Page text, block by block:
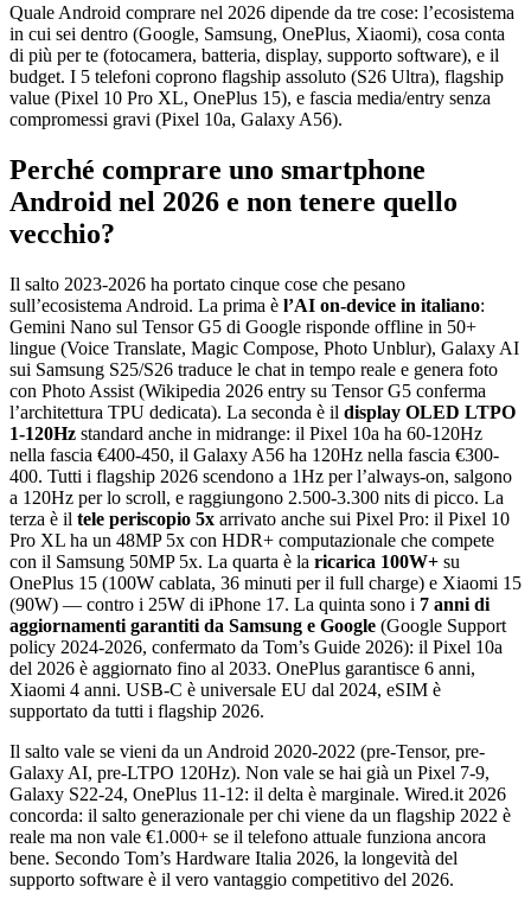
Quale Android comprare nel 2026 dipende da tre cose: l’ecosistema
in cui sei dentro (Google, Samsung, OnePlus, Xiaomi), cosa conta
di più per te (fotocamera, batteria, display, supporto software), e il
budget. I 5 telefoni coprono flagship assoluto (S26 Ultra), flagship
value (Pixel 10 Pro XL, OnePlus 15), e fascia media/entry senza
compromessi gravi (Pixel 10a, Galaxy A56).
Perché comprare uno smartphone
Android nel 2026 e non tenere quello
vecchio?
Il salto 2023-2026 ha portato cinque cose che pesano
sull’ecosistema Android. La prima è l’AI on-device in italiano:
Gemini Nano sul Tensor G5 di Google risponde offline in 50+
lingue (Voice Translate, Magic Compose, Photo Unblur), Galaxy AI
sui Samsung S25/S26 traduce le chat in tempo reale e genera foto
con Photo Assist (Wikipedia 2026 entry su Tensor G5 conferma
l’architettura TPU dedicata). La seconda è il display OLED LTPO
1-120Hz standard anche in midrange: il Pixel 10a ha 60-120Hz
nella fascia €400-450, il Galaxy A56 ha 120Hz nella fascia €300-
400. Tutti i flagship 2026 scendono a 1Hz per l’always-on, salgono
a 120Hz per lo scroll, e raggiungono 2.500-3.300 nits di picco. La
terza è il tele periscopio 5x arrivato anche sui Pixel Pro: il Pixel 10
Pro XL ha un 48MP 5x con HDR+ computazionale che compete
con il Samsung 50MP 5x. La quarta è la ricarica 100W+ su
OnePlus 15 (100W cablata, 36 minuti per il full charge) e Xiaomi 15
(90W) — contro i 25W di iPhone 17. La quinta sono i 7 anni di
aggiornamenti garantiti da Samsung e Google (Google Support
policy 2024-2026, confermato da Tom’s Guide 2026): il Pixel 10a
del 2026 è aggiornato fino al 2033. OnePlus garantisce 6 anni,
Xiaomi 4 anni. USB-C è universale EU dal 2024, eSIM è
supportato da tutti i flagship 2026.
Il salto vale se vieni da un Android 2020-2022 (pre-Tensor, pre-
Galaxy AI, pre-LTPO 120Hz). Non vale se hai già un Pixel 7-9,
Galaxy S22-24, OnePlus 11-12: il delta è marginale. Wired.it 2026
concorda: il salto generazionale per chi viene da un flagship 2022 è
reale ma non vale €1.000+ se il telefono attuale funziona ancora
bene. Secondo Tom’s Hardware Italia 2026, la longevità del
supporto software è il vero vantaggio competitivo del 2026.